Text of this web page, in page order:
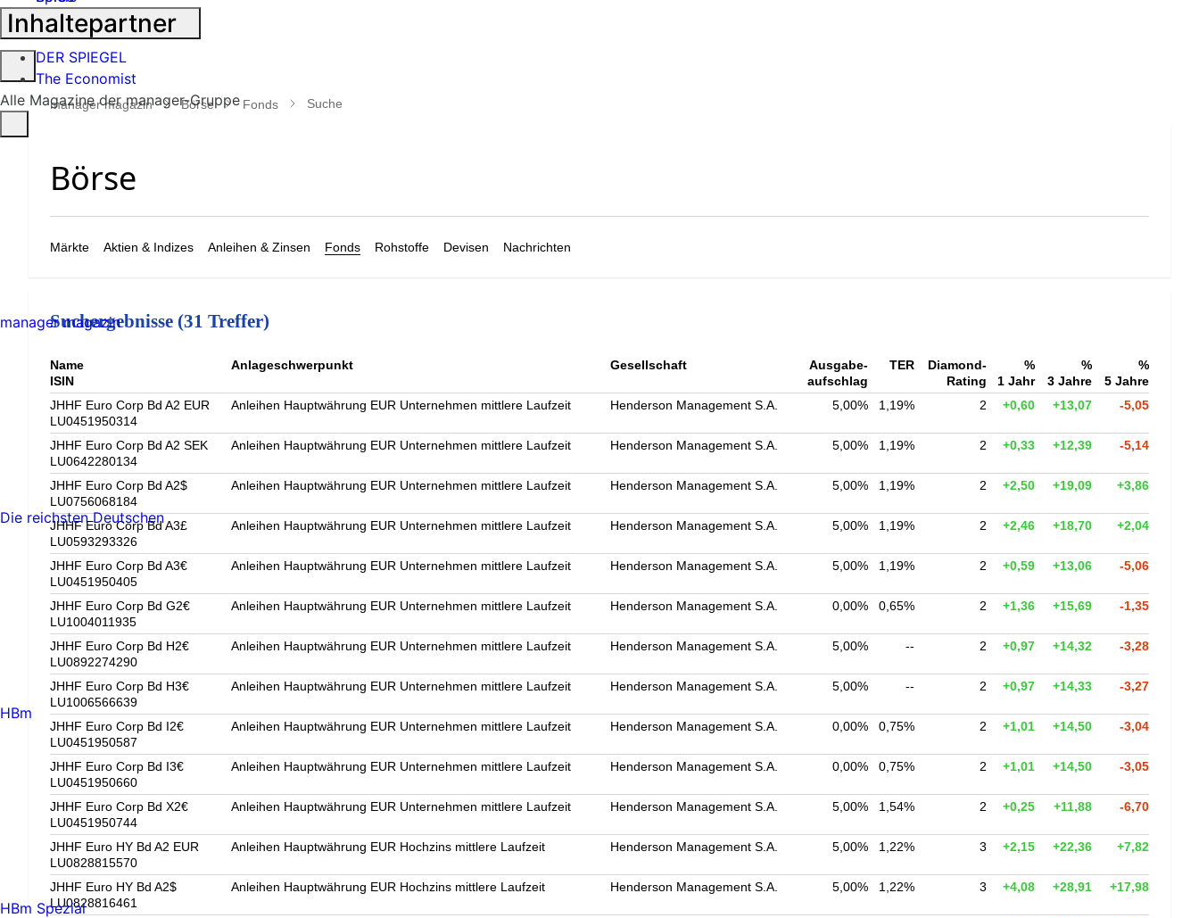
Industrie
Suche
öffnen
manager magazin Börse Fonds Suche
Märkte Aktien & Indizes Anleihen & Zinsen Fonds Rohstoffe Devisen Nachrichten
Suchergebnisse (31 Treffer)
Name
ISIN
Anlageschwerpunkt Gesellschaft
Ausgabe-
aufschlag
TER
Diamond-
Rating
%
1 Jahr
%
3 Jahre
%
5 Jahre
JHHF Euro Corp Bd A2 EUR
LU0451950314
Anleihen Hauptwährung EUR Unternehmen mittlere Laufzeit Henderson Management S.A. 5,00% 1,19% 2 +0,60 +13,07 -5,05
JHHF Euro Corp Bd A2 SEK
LU0642280134
Anleihen Hauptwährung EUR Unternehmen mittlere Laufzeit Henderson Management S.A. 5,00% 1,19% 2 +0,33 +12,39 -5,14
JHHF Euro Corp Bd A2$
LU0756068184
Anleihen Hauptwährung EUR Unternehmen mittlere Laufzeit Henderson Management S.A. 5,00% 1,19% 2 +2,50 +19,09 +3,86
JHHF Euro Corp Bd A3£
LU0593293326
Anleihen Hauptwährung EUR Unternehmen mittlere Laufzeit Henderson Management S.A. 5,00% 1,19% 2 +2,46 +18,70 +2,04
JHHF Euro Corp Bd A3€
LU0451950405
Anleihen Hauptwährung EUR Unternehmen mittlere Laufzeit Henderson Management S.A. 5,00% 1,19% 2 +0,59 +13,06 -5,06
JHHF Euro Corp Bd G2€
LU1004011935
Anleihen Hauptwährung EUR Unternehmen mittlere Laufzeit Henderson Management S.A. 0,00% 0,65% 2 +1,36 +15,69 -1,35
JHHF Euro Corp Bd H2€
LU0892274290
Anleihen Hauptwährung EUR Unternehmen mittlere Laufzeit Henderson Management S.A. 5,00% -- 2 +0,97 +14,32 -3,28
JHHF Euro Corp Bd H3€
LU1006566639
Anleihen Hauptwährung EUR Unternehmen mittlere Laufzeit Henderson Management S.A. 5,00% -- 2 +0,97 +14,33 -3,27
JHHF Euro Corp Bd I2€
LU0451950587
Anleihen Hauptwährung EUR Unternehmen mittlere Laufzeit Henderson Management S.A. 0,00% 0,75% 2 +1,01 +14,50 -3,04
JHHF Euro Corp Bd I3€
LU0451950660
Anleihen Hauptwährung EUR Unternehmen mittlere Laufzeit Henderson Management S.A. 0,00% 0,75% 2 +1,01 +14,50 -3,05
JHHF Euro Corp Bd X2€
LU0451950744
Anleihen Hauptwährung EUR Unternehmen mittlere Laufzeit Henderson Management S.A. 5,00% 1,54% 2 +0,25 +11,88 -6,70
JHHF Euro HY Bd A2 EUR
LU0828815570
Anleihen Hauptwährung EUR Hochzins mittlere Laufzeit Henderson Management S.A. 5,00% 1,22% 3 +2,15 +22,36 +7,82
JHHF Euro HY Bd A2$
LU0828816461
Anleihen Hauptwährung EUR Hochzins mittlere Laufzeit Henderson Management S.A. 5,00% 1,22% 3 +4,08 +28,91 +17,98
Inhaltepartner
DER SPIEGEL
The Economist
Alle Magazine der manager-Gruppe
manager magazin
Die reichsten Deutschen
HBm
HBm Spezial